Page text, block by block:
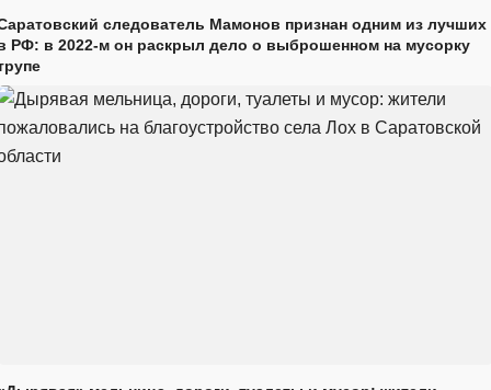
следователь Мамонов признан одним из лучших
РФ: в 2022-м он раскрыл дело о выброшенном на мусорку